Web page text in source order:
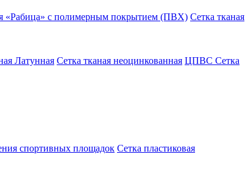
«Рабица» с полимерным покрытием (ПВХ) Сетка тканая
Латунная Сетка тканая неоцинкованная ЦПВС Сетка
спортивных площадок Сетка пластиковая